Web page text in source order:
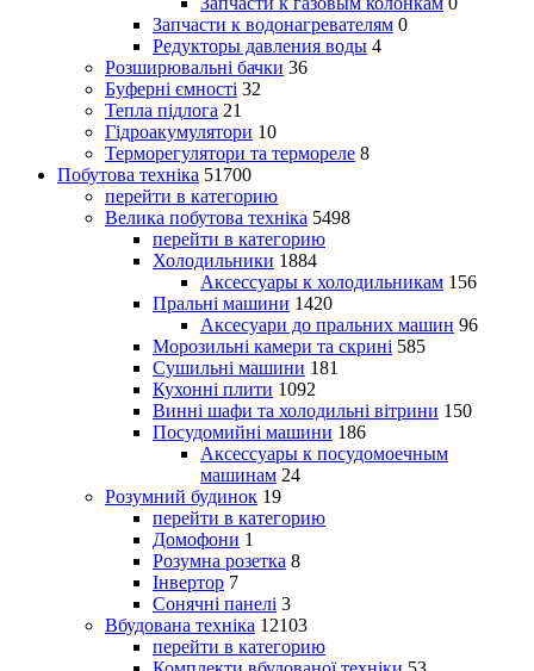
Запчасти к водонагревателям 0
Редукторы давления воды 4
Розширювальні бачки 36
Буферні ємності 32
Тепла підлога 21
Гідроакумулятори 10
Терморегулятори та термореле 8
Побутова техніка 51700
перейти в категорию
Велика побутова техніка 5498
перейти в категорию
Холодильники 1884
Аксессуары к холодильникам 156
Пральні машини 1420
Аксесуари до пральних машин 96
Морозильні камери та скрині 585
Сушильні машини 181
Кухонні плити 1092
Винні шафи та холодильні вітрини 150
Посудомийні машини 186
Аксессуары к посудомоечным
машинам 24
Розумний будинок 19
перейти в категорию
Домофони 1
Розумна розетка 8
Інвертор 7
Сонячні панелі 3
Вбудована техніка 12103
перейти в категорию